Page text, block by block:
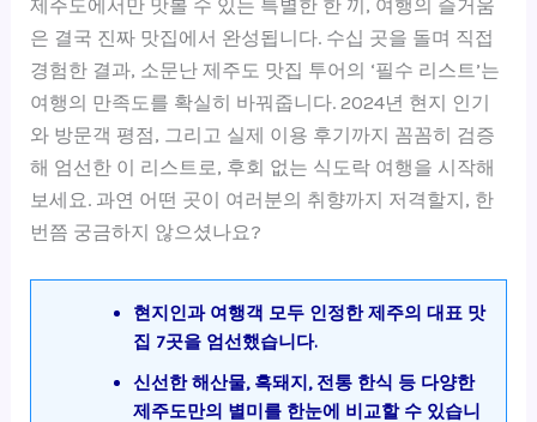
제주도에서만 맛볼 수 있는 특별한 한 끼, 여행의 즐거움
은 결국 진짜 맛집에서 완성됩니다. 수십 곳을 돌며 직접
경험한 결과, 소문난 제주도 맛집 투어의 ‘필수 리스트’는
여행의 만족도를 확실히 바꿔줍니다. 2024년 현지 인기
와 방문객 평점, 그리고 실제 이용 후기까지 꼼꼼히 검증
해 엄선한 이 리스트로, 후회 없는 식도락 여행을 시작해
보세요. 과연 어떤 곳이 여러분의 취향까지 저격할지, 한
번쯤 궁금하지 않으셨나요?
현지인과 여행객 모두 인정한 제주의 대표 맛
집 7곳을 엄선했습니다.
신선한 해산물, 흑돼지, 전통 한식 등 다양한
제주도만의 별미를 한눈에 비교할 수 있습니